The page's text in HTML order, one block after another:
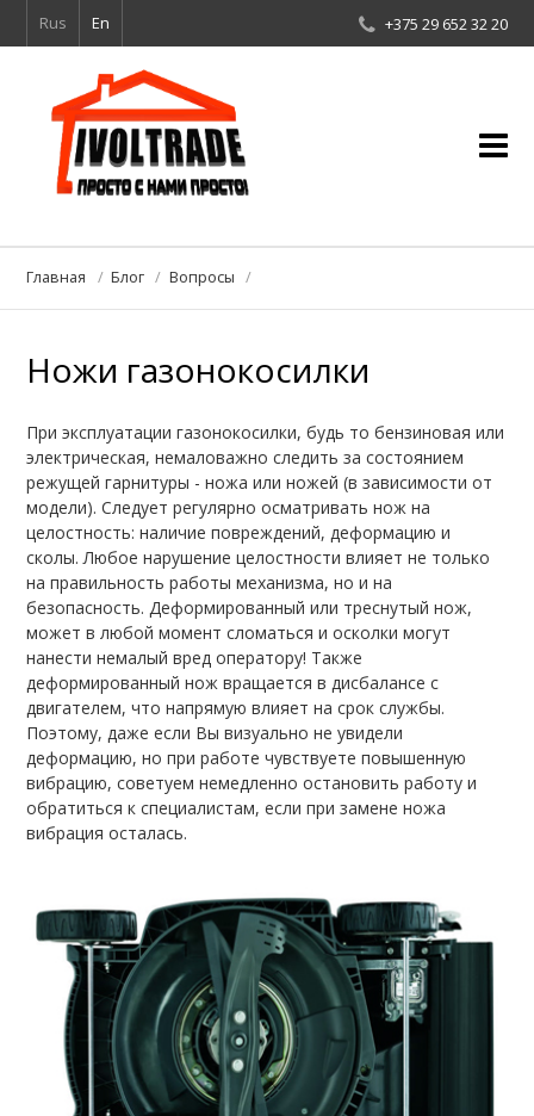
Rus En +375 29 652 32 20
О компании
Услуги
Клиенты о нас
Блог
Контакты
Главная Блог Вопросы
Ножи газонокосилки
При эксплуатации газонокосилки, будь то бензиновая или
электрическая, немаловажно следить за состоянием
режущей гарнитуры - ножа или ножей (в зависимости от
модели). Следует регулярно осматривать нож на
целостность: наличие повреждений, деформацию и
сколы. Любое нарушение целостности влияет не только
на правильность работы механизма, но и на
безопасность. Деформированный или треснутый нож,
может в любой момент сломаться и осколки могут
нанести немалый вред оператору! Также
деформированный нож вращается в дисбалансе с
двигателем, что напрямую влияет на срок службы.
Поэтому, даже если Вы визуально не увидели
деформацию, но при работе чувствуете повышенную
вибрацию, советуем немедленно остановить работу и
обратиться к специалистам, если при замене ножа
вибрация осталась.